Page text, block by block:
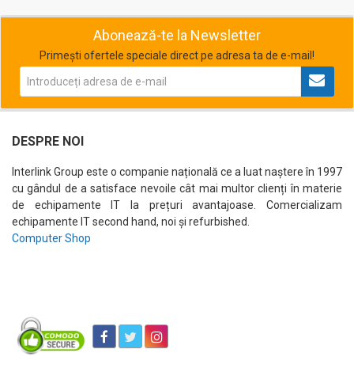
Abonează-te la Newsletter
Primești ofertele speciale direct pe adresa ta de e-mail!
DESPRE NOI
Interlink Group este o companie națională ce a luat naștere în 1997
cu gândul de a satisface nevoile cât mai multor clienți în materie
de echipamente IT la prețuri avantajoase. Comercializam
echipamente IT second hand, noi și refurbished.
Computer Shop